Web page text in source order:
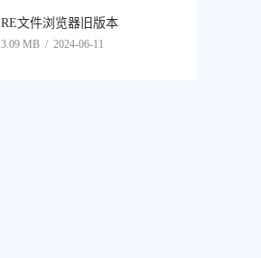
RE文件浏览器旧版本
3.09 MB / 2024-06-11